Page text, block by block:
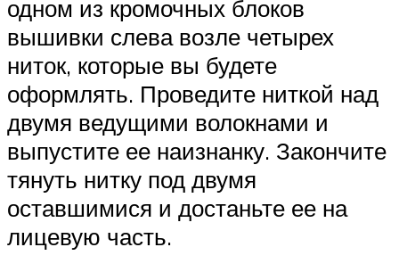
одном из кромочных блоков
вышивки слева возле четырех
ниток, которые вы будете
оформлять. Проведите ниткой над
двумя ведущими волокнами и
выпустите ее наизнанку. Закончите
тянуть нитку под двумя
оставшимися и достаньте ее на
лицевую часть.